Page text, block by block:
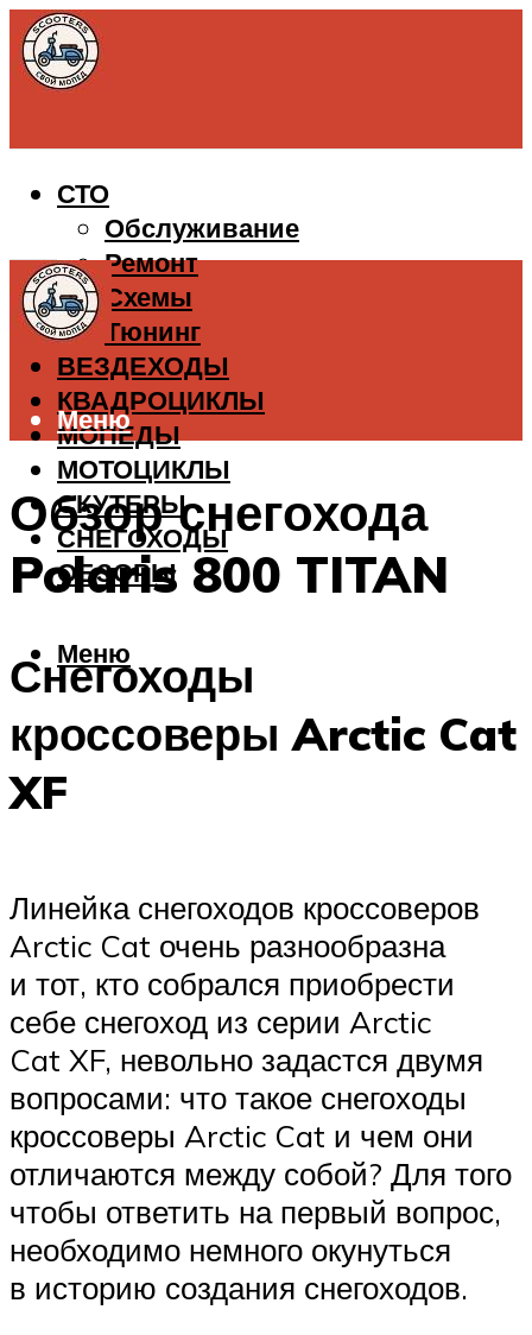
СТО
Обслуживание
Ремонт
Схемы
Тюнинг
ВЕЗДЕХОДЫ
КВАДРОЦИКЛЫ
МОПЕДЫ
МОТОЦИКЛЫ
СКУТЕРЫ
СНЕГОХОДЫ
ОБЗОРЫ
Меню
Меню
Обзор снегохода
Polaris 800 TITAN
Снегоходы
кроссоверы Arctic Cat
XF
Линейка снегоходов кроссоверов
Arctic Cat очень разнообразна
и тот, кто собрался приобрести
себе снегоход из серии Arctic
Cat XF, невольно задастся двумя
вопросами: что такое снегоходы
кроссоверы Arctic Cat и чем они
отличаются между собой? Для того
чтобы ответить на первый вопрос,
необходимо немного окунуться
в историю создания снегоходов.